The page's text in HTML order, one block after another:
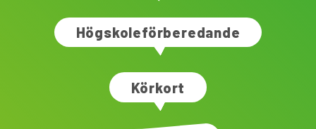
Högskoleförberedande
Körkort